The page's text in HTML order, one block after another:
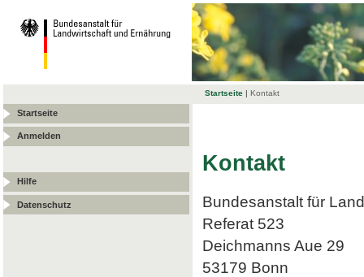
Startseite | Kontakt
Startseite
Anmelden
Hilfe
Datenschutz
Kontakt
Bundesanstalt für
Referat 523
Deichmanns Aue 29
53179 Bonn